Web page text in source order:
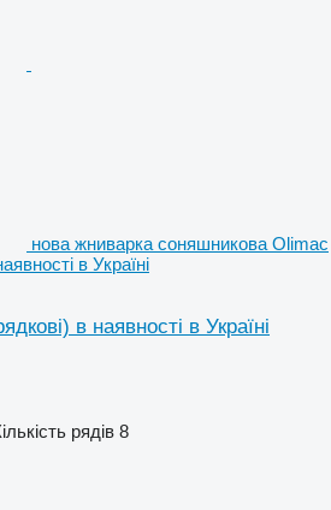
нова жниварка соняшникова Olimac
в Україні
в наявності в Україні
рядів 8